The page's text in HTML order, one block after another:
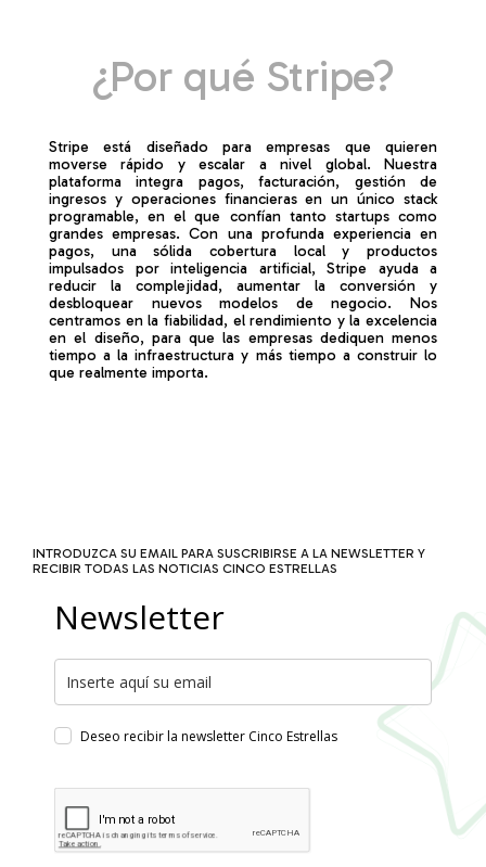
¿Por qué Stripe?
Stripe está diseñado para empresas que quieren
moverse rápido y escalar a nivel global. Nuestra
plataforma integra pagos, facturación, gestión de
ingresos y operaciones financieras en un único stack
programable, en el que confían tanto startups como
grandes empresas. Con una profunda experiencia en
pagos, una sólida cobertura local y productos
impulsados por inteligencia artificial, Stripe ayuda a
reducir la complejidad, aumentar la conversión y
desbloquear nuevos modelos de negocio. Nos
centramos en la fiabilidad, el rendimiento y la excelencia
en el diseño, para que las empresas dediquen menos
tiempo a la infraestructura y más tiempo a construir lo
que realmente importa.
INTRODUZCA SU EMAIL PARA SUSCRIBIRSE A LA NEWSLETTER Y
RECIBIR TODAS LAS NOTICIAS CINCO ESTRELLAS
Newsletter
Deseo recibir la newsletter Cinco Estrellas